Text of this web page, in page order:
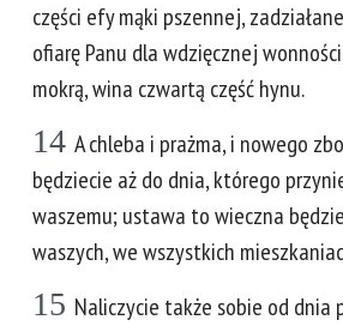
części efy mąki pszennej,
ofiarę Panu dla wdzięcznej
mokrą, wina czwartą część hynu.
14 A chleba i prażma, i nowego
będziecie aż do dnia, którego
waszemu; ustawa to wieczna
waszych, we wszystkich
15 Naliczycie także sobie od dnia